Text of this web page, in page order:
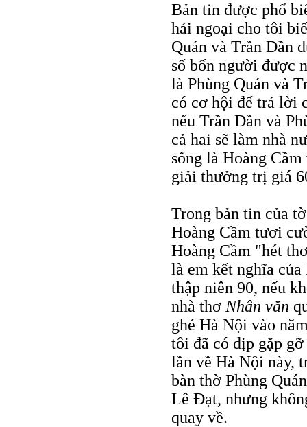
Bản tin được phổ
hải ngoại cho tôi
Quán và Trần Dần
số bốn người được
là Phùng Quán và
có cơ hội để trả lời
nếu Trần Dần và
cả hai sẽ làm nhà
sống là Hoàng
giải thưởng trị giá
Trong bản tin của
Hoàng Cầm tươi
Hoàng Cầm "hét
là em kết nghĩa
thập niên 90, nếu
nhà thơ Nhân văn
ghé Hà Nội vào
tôi đã có dịp gặp
lần về Hà Nội này,
bàn thờ Phùng
Lê Đạt, nhưng
quay về.